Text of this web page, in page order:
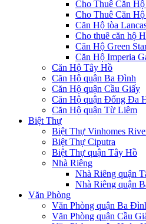
Cho Thuê Căn
Cho Thuê Căn
Căn Hộ tòa
Cho thuê căn hộ
Căn Hộ Green
Căn Hộ Imperia
Căn Hộ Tây Hồ
Căn Hộ quận Ba Đình
Căn Hộ quận Cầu Giấy
Căn Hộ quận Đống Đa
Căn Hộ quận Từ Liêm
Biệt Thự
Biệt Thự Vinhomes
Biệt Thự Ciputra
Biệt Thự quận Tây Hồ
Nhà Riêng
Nhà Riêng quận
Nhà Riêng quận
Văn Phòng
Văn Phòng quận Ba
Văn Phòng quận Cầu